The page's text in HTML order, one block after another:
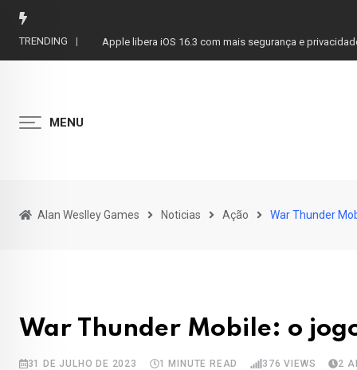
Skip
TRENDING Apple libera iOS 16.3 com mais segurança e
MENU
Alan Weslley Games Noticias Ação War Thunder
War Thunder Mobile: o
31 DE JULHO DE 2023 1 MINUTE READ 376 VIEWS 2